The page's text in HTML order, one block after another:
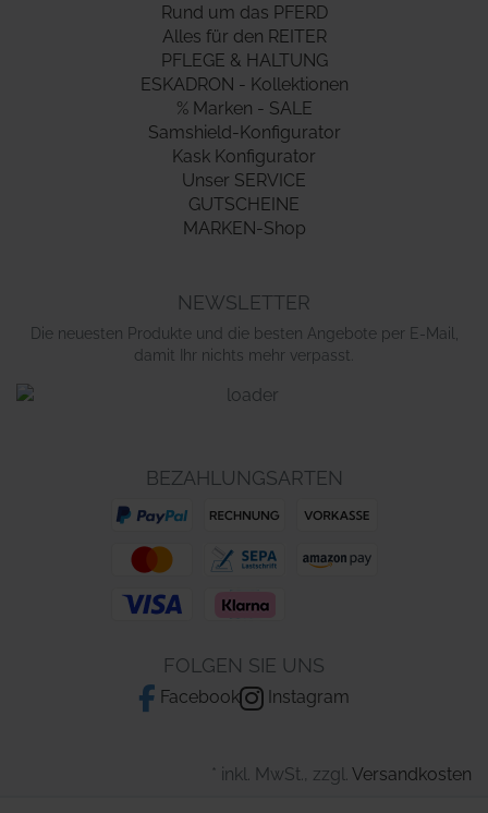
Rund um das PFERD
Alles für den REITER
PFLEGE & HALTUNG
ESKADRON - Kollektionen
% Marken - SALE
Samshield-Konfigurator
Kask Konfigurator
Unser SERVICE
GUTSCHEINE
MARKEN-Shop
NEWSLETTER
Die neuesten Produkte und die besten Angebote per E-Mail,
damit Ihr nichts mehr verpasst.
BEZAHLUNGSARTEN
FOLGEN SIE UNS
Facebook Instagram
* inkl. MwSt., zzgl. Versandkosten